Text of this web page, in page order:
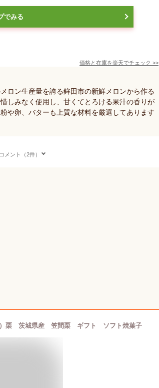
でみる
価格と在庫を楽天でチェック >>
ロン生産量を誇る鉾田市の新鮮メロンから作る
しみなく使用し、甘くてとろける果汁の香りが
や卵、バターも上質な材料を厳選してあります
メント（2件）
）栗 茨城県産 笠間栗 ギフト ソフト焼菓子